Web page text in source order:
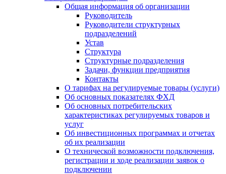
Общая информация об организации
Руководитель
Руководители структурных
подразделений
Устав
Структура
Структурные подразделения
Задачи, функции предприятия
Контакты
О тарифах на регулируемые товары (услуги)
Об основных показателях ФХД
Об основных потребительских
характеристиках регулируемых товаров и
услуг
Об инвестиционных программах и отчетах
об их реализации
О технической возможности подключения,
регистрации и ходе реализации заявок о
подключении